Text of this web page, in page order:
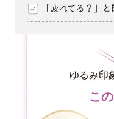
ゆるみ印
この